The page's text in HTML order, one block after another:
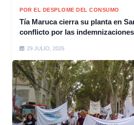
POR EL DESPLOME DEL CONSUMO
Tía Maruca cierra su planta en
conflicto por las indemnizaciones
29 JULIO, 2026